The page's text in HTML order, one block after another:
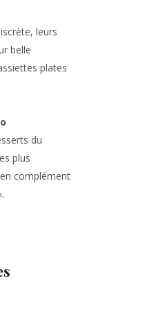
leurs
belle
plates
du
plus
complément